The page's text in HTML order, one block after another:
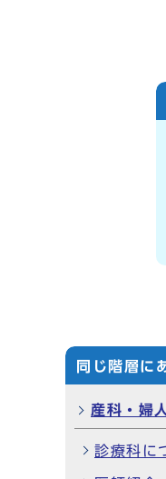
同じ階層に
産科・婦
診療科に